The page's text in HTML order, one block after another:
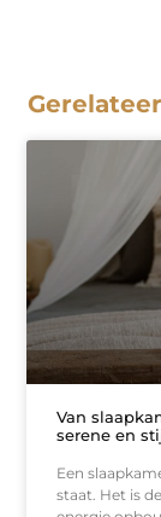
Van
serene en
Een
staat. Het is